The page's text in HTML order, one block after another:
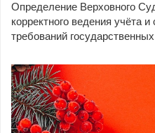
Определение Верховного
корректного ведения учёта
требований государственных